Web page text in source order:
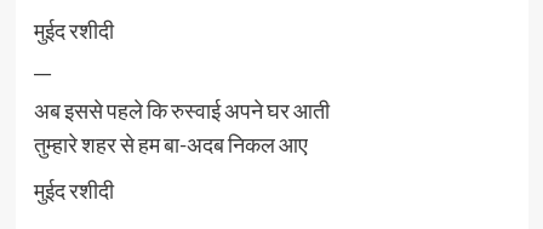
मुईद रशीदी
अब इससे पहले कि रुस्वाई अपने घर आती
तुम्हारे शहर से हम बा-अदब निकल आए
मुईद रशीदी